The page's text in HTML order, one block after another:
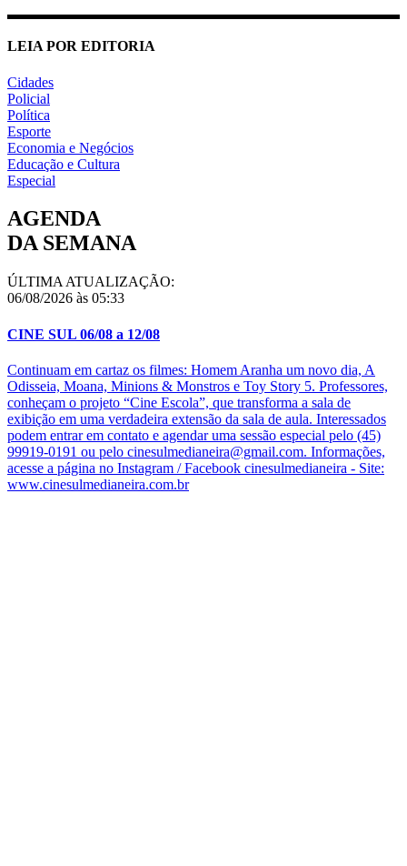
LEIA POR EDITORIA
Cidades
Policial
Política
Esporte
Economia e Negócios
Educação e Cultura
Especial
AGENDA
DA SEMANA
ÚLTIMA ATUALIZAÇÃO:
06/08/2026 às 05:33
CINE SUL 06/08 a 12/08
Continuam em cartaz os filmes: Homem Aranha um novo dia, A
Odisseia, Moana, Minions & Monstros e Toy Story 5. Professores,
conheçam o projeto “Cine Escola”, que transforma a sala de
exibição em uma verdadeira extensão da sala de aula. Interessados
podem entrar em contato e agendar uma sessão especial pelo (45)
99919-0191 ou pelo cinesulmedianeira@gmail.com. Informações,
acesse a página no Instagram / Facebook cinesulmedianeira - Site:
www.cinesulmedianeira.com.br